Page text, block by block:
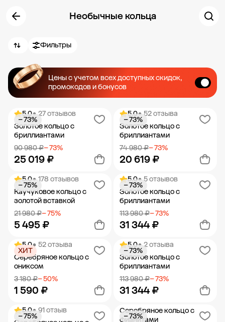
Необычные кольца
Фильтры
Цены с учетом всех доступных скидок,
промокодов и бонусов
5.0• 27 отзывов
Золотое кольцо с
бриллиантами
90 980 ₽− 73%
25 019 ₽
− 73%
Добавить в корзину
5.0• 52 отзыва
Золотое кольцо с
бриллиантами
74 980 ₽− 73%
20 619 ₽
− 73%
Добавить в корзину
5.0• 178 отзывов
Каучуковое кольцо с
золотой вставкой
21 980 ₽− 75%
5 495 ₽
− 75%
Добавить в корзину
5.0• 5 отзывов
Золотое кольцо с
бриллиантами
113 980 ₽− 73%
31 344 ₽
− 73%
Добавить в корзину
5.0• 52 отзыва
Серебряное кольцо с
ониксом
3 180 ₽− 50%
1 590 ₽
ХИТ
Добавить в корзину
5.0• 2 отзыва
Золотое кольцо с
бриллиантами
113 980 ₽− 73%
31 344 ₽
− 73%
Добавить в корзину
5.0• 91 отзыв
− 75%
Серебряное кольцо с
фианитами
− 73%